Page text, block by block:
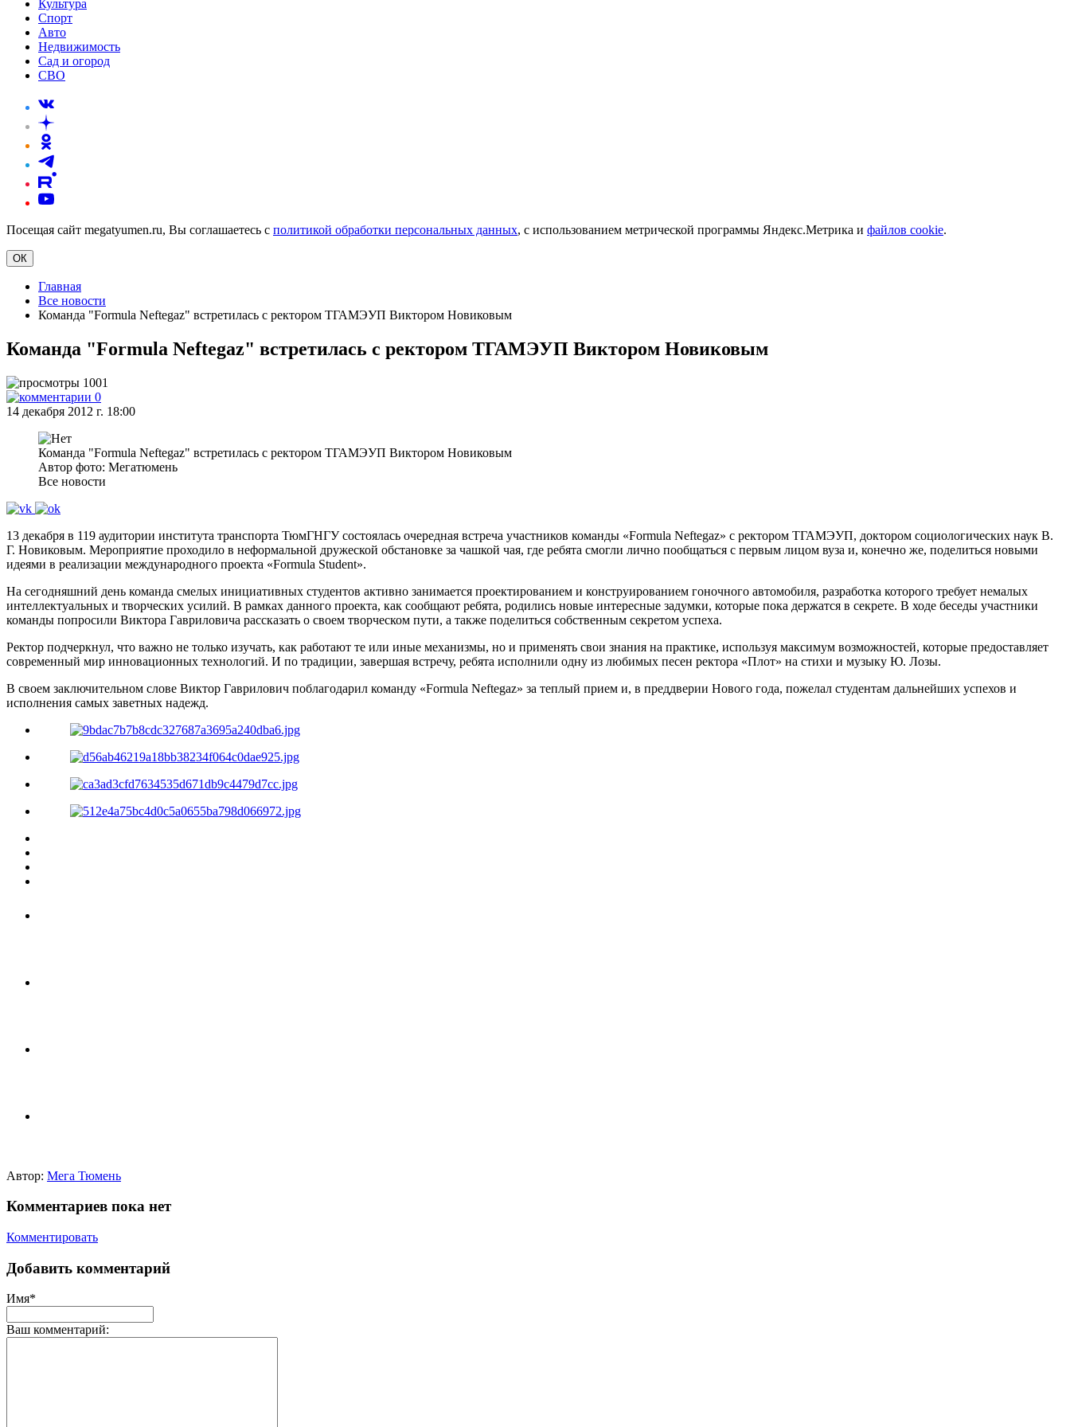
Культура
Спорт
Авто
Недвижимость
Сад и огород
СВО
Посещая сайт megatyumen.ru, Вы соглашаетесь с политикой обработки персональных данных, с использованием метрической программы Яндекс.Метрика и файлов cookie.
ОК
Главная
Все новости
Команда "Formula Neftegaz" встретилась с ректором ТГАМЭУП Виктором Новиковым
Команда "Formula Neftegaz" встретилась с ректором ТГАМЭУП Виктором Новиковым
1001
0
14 декабря 2012 г. 18:00
Команда "Formula Neftegaz" встретилась с ректором ТГАМЭУП Виктором Новиковым
Автор фото: Мегатюмень
Все новости
13 декабря в 119 аудитории института транспорта ТюмГНГУ состоялась очередная встреча участников команды «Formula Neftegaz» с ректором ТГАМЭУП, доктором социологических наук В.
Г. Новиковым. Мероприятие проходило в неформальной дружеской обстановке за чашкой чая, где ребята смогли лично пообщаться с первым лицом вуза и, конечно же, поделиться новыми
идеями в реализации международного проекта «Formula Student».
На сегодняшний день команда смелых инициативных студентов активно занимается проектированием и конструированием гоночного автомобиля, разработка которого требует немалых
интеллектуальных и творческих усилий. В рамках данного проекта, как сообщают ребята, родились новые интересные задумки, которые пока держатся в секрете. В ходе беседы участники
команды попросили Виктора Гавриловича рассказать о своем творческом пути, а также поделиться собственным секретом успеха.
Ректор подчеркнул, что важно не только изучать, как работают те или иные механизмы, но и применять свои знания на практике, используя максимум возможностей, которые предоставляет
современный мир инновационных технологий. И по традиции, завершая встречу, ребята исполнили одну из любимых песен ректора «Плот» на стихи и музыку Ю. Лозы.
В своем заключительном слове Виктор Гаврилович поблагодарил команду «Formula Neftegaz» за теплый прием и, в преддверии Нового года, пожелал студентам дальнейших успехов и
исполнения самых заветных надежд.
Автор: Мега Тюмень
Комментариев пока нет
Комментировать
Добавить комментарий
Имя*
Ваш комментарий: